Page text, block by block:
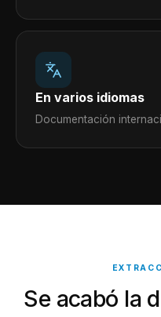
En varios idiomas
Documentación
Se acabó la